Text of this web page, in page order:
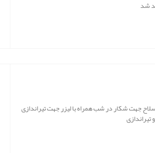
شد
جهت شکار در شب همراه با لیزر جهت تیراندازی